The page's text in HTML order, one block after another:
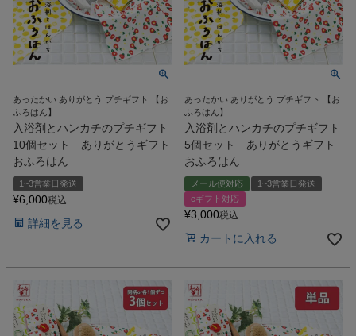
あったかい ありがとう プチギフト 【お
ふろはん】
入浴剤とハンカチのプチギフト
10個セット ありがとうギフト
おふろはん
1~3営業日発送
¥6,000税込
詳細を見る
あったかい ありがとう プチギフト 【お
ふろはん】
入浴剤とハンカチのプチギフト
5個セット ありがとうギフト
おふろはん
メール便対応
1~3営業日発送
eギフト対応
¥3,000税込
カートに入れる